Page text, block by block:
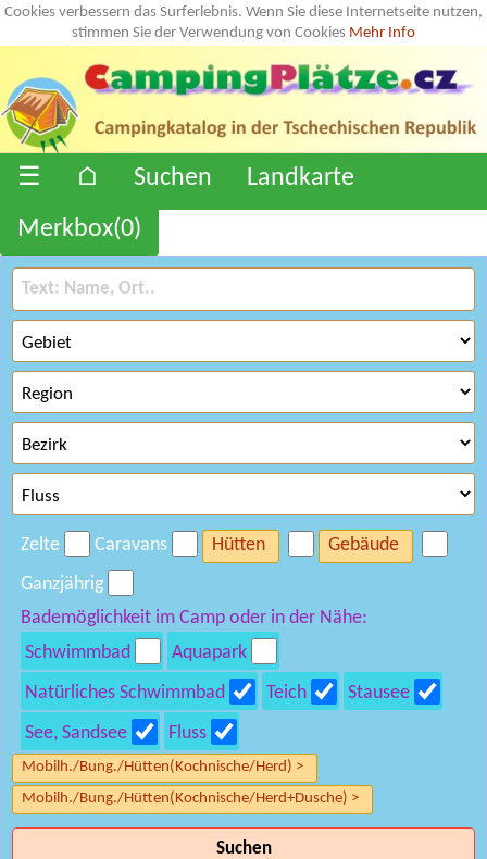
Cookies verbessern das Surferlebnis. Wenn Sie diese Internetseite nutzen,
stimmen Sie der Verwendung von Cookies Mehr Info
☰ ⌂ Suchen
Landkarte
Merkbox(0)
Zelte Caravans Hütten
Gebäude
Ganzjährig
Bademöglichkeit im Camp oder in der Nähe:
Schwimmbad
Aquapark
Natürliches Schwimmbad
Teich
Stausee
See, Sandsee
Fluss
Mobilh./Bung./Hütten(Kochnische/Herd) >
Mobilh./Bung./Hütten(Kochnische/Herd+Dusche) >
Suchen